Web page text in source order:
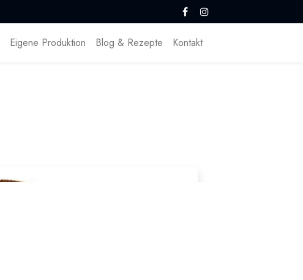
Eigene Produktion Blog & Rezepte Kontakt